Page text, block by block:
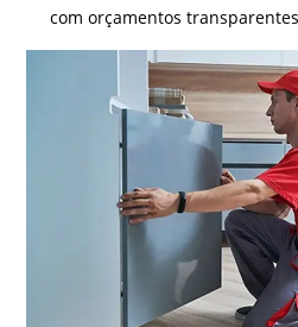
com orçamentos